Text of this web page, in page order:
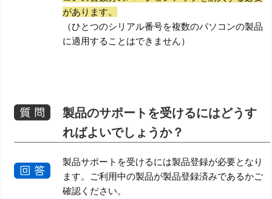
があります。
（ひとつのシリアル番号を複数のパソコンの製品
に適用することはできません）
製品のサポートを受けるにはどうす
ればよいでしょうか？
製品サポートを受けるには製品登録が必要となり
ます。ご利用中の製品が製品登録済みであるかご
確認ください。